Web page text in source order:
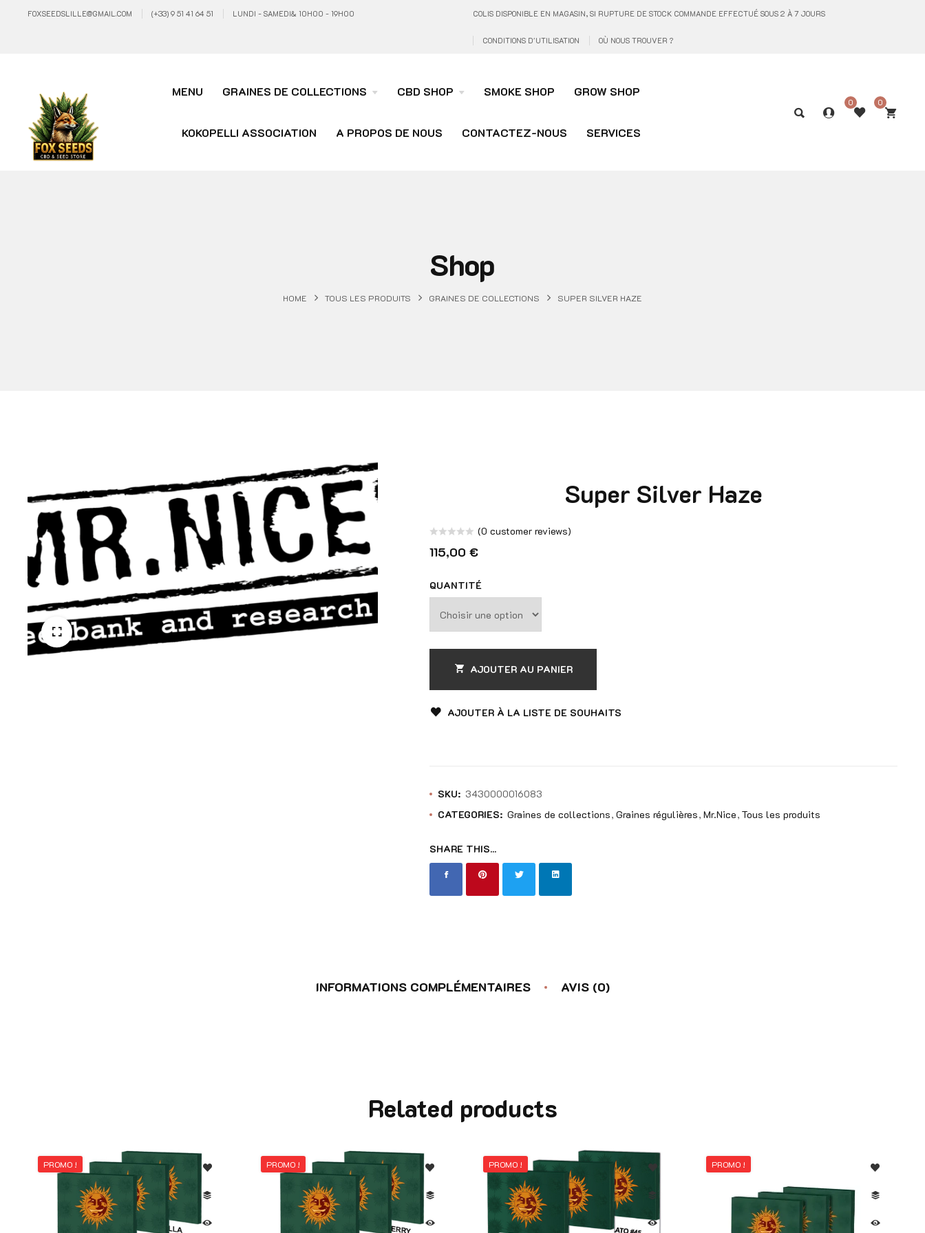
FOXSEEDSLILLE@GMAIL.COM (+33) 9 51 41 64 51 LUNDI - SAMEDI& 10H00 - 19H00 COLIS DISPONIBLE EN MAGASIN, SI RUPTURE DE STOCK COMMANDE EFFECTUÉ SOUS 2 À 7 JOURS
CONDITIONS D'UTILISATION OÙ NOUS TROUVER ?
MENU GRAINES DE COLLECTIONS CBD SHOP SMOKE SHOP GROW SHOP
KOKOPELLI ASSOCIATION A PROPOS DE NOUS CONTACTEZ-NOUS SERVICES
0 0
Shop
HOME TOUS LES PRODUITS GRAINES DE COLLECTIONS SUPER SILVER HAZE
Super Silver Haze
Note
sur
(0 customer reviews)
115,00€
QUANTITÉ
AJOUTER AU PANIER
AJOUTER À LA LISTE DE SOUHAITS
SKU: 3430000016083
CATEGORIES: Graines de collections Graines régulières Mr.Nice Tous les produits
SHARE THIS...
INFORMATIONS COMPLÉMENTAIRES AVIS (0)
Related products
PROMO ! PROMO ! PROMO ! PROMO !